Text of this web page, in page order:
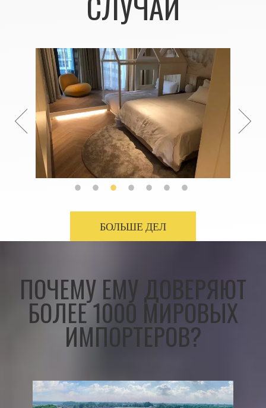
БОЛЬШЕ ДЕЛ
ПОЧЕМУ ЕМУ ДОВЕРЯЮТ
БОЛЕЕ 1000 МИРОВЫХ
ИМПОРТЕРОВ?